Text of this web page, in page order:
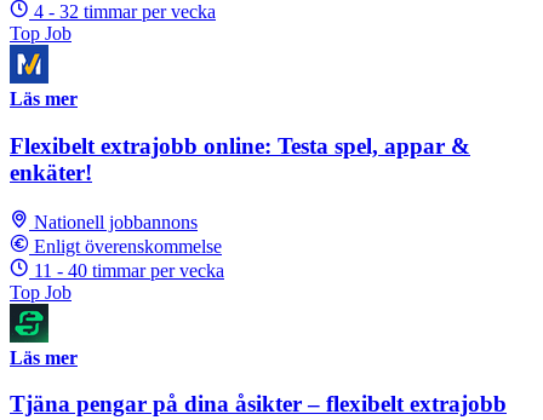
4 - 32 timmar per vecka
Top Job
Läs mer
Flexibelt extrajobb online: Testa spel, appar &
enkäter!
Nationell jobbannons
Enligt överenskommelse
11 - 40 timmar per vecka
Top Job
Läs mer
Tjäna pengar på dina åsikter – flexibelt extrajobb